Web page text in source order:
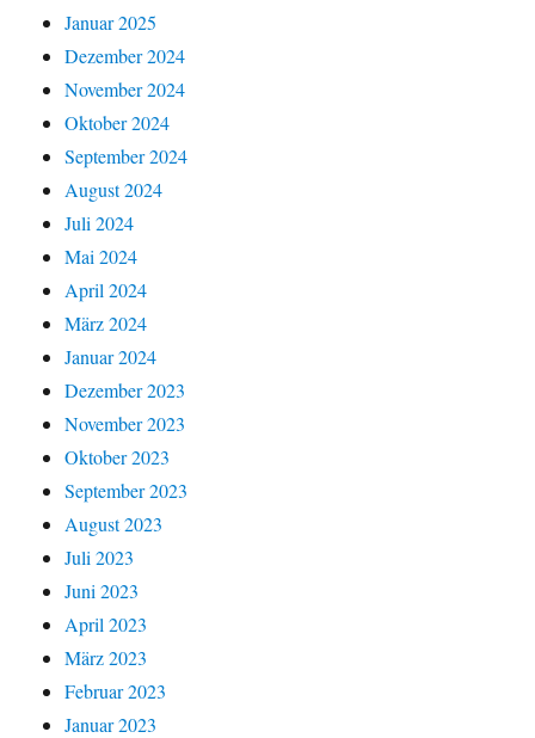
Januar 2025
Dezember 2024
November 2024
Oktober 2024
September 2024
August 2024
Juli 2024
Mai 2024
April 2024
März 2024
Januar 2024
Dezember 2023
November 2023
Oktober 2023
September 2023
August 2023
Juli 2023
Juni 2023
April 2023
März 2023
Februar 2023
Januar 2023